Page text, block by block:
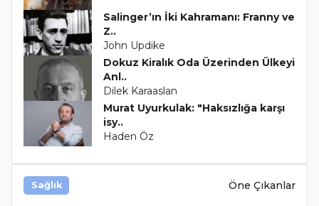
Salinger’ın İki Kahramanı: Franny ve
Z..
John Updike
Dokuz Kiralık Oda Üzerinden Ülkeyi
Anl..
Dilek Karaaslan
Murat Uyurkulak: "Haksızlığa karşı
isy..
Haden Öz
Sağlık Öne Çıkanlar